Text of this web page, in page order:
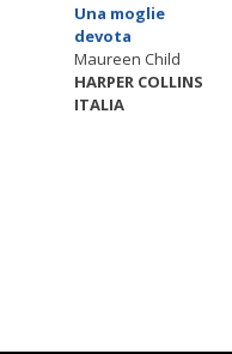
Una moglie
devota
Maureen Child
HARPER COLLINS
ITALIA